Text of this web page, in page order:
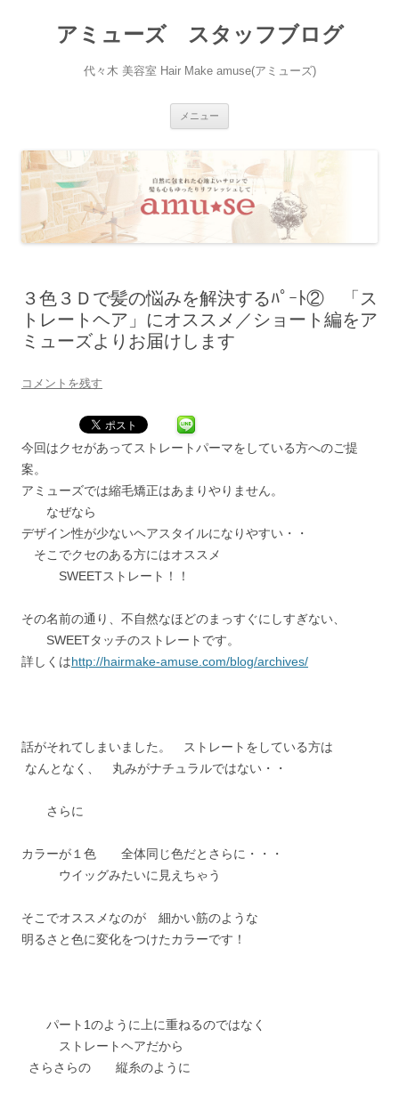
アミューズ スタッフブログ
代々木 美容室 Hair Make amuse(アミューズ)
メニュー
へ
ス
キ
ッ
プ
３色３Ｄで髪の悩みを解決するﾊﾟｰﾄ② 「ス
トレートヘア」にオススメ／ショート編をア
ミューズよりお届けします
コメントを残す
今回はクセがあってストレートパーマをしている方へのご提
案。
アミューズでは縮毛矯正はあまりやりません。
なぜなら
デザイン性が少ないヘアスタイルになりやすい・・
そこでクセのある方にはオススメ
SWEETストレート！！
その名前の通り、不自然なほどのまっすぐにしすぎない、
SWEETタッチのストレートです。
詳しくはhttp://hairmake-amuse.com/blog/archives/
話がそれてしまいました。 ストレートをしている方は
なんとなく、 丸みがナチュラルではない・・
さらに
カラーが１色 全体同じ色だとさらに・・・
ウイッグみたいに見えちゃう
そこでオススメなのが 細かい筋のような
明るさと色に変化をつけたカラーです！
パート1のように上に重ねるのではなく
ストレートヘアだから
さらさらの 縦糸のように